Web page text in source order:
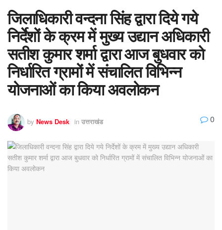
जिलाधिकारी वन्दना सिंह द्वारा दिये गये
निर्देशों के क्रम में मुख्य उद्यान अधिकारी
सतीश कुमार शर्मा द्वारा आज बुधवार को
निर्धारित ग्रामों में संचालित विभिन्न
योजनाओं का किया अवलोकन
by News Desk in उत्तराखंड 0